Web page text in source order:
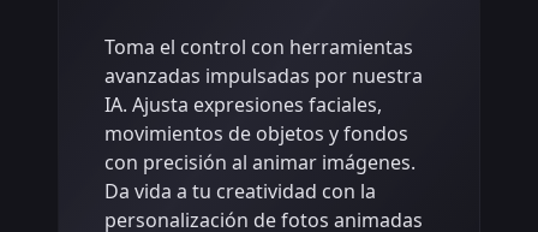
Toma el control con herramientas
avanzadas impulsadas por nuestra
IA. Ajusta expresiones faciales,
movimientos de objetos y fondos
con precisión al animar imágenes.
Da vida a tu creatividad con la
personalización de fotos animadas